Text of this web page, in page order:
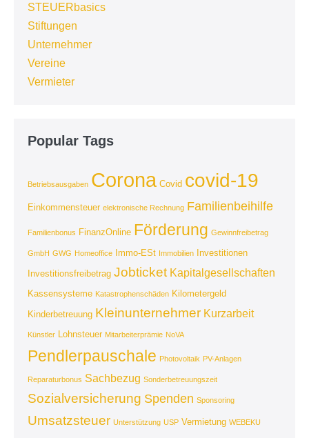
STEUERbasics
Stiftungen
Unternehmer
Vereine
Vermieter
Popular Tags
Betriebsausgaben Corona Covid covid-19
Einkommensteuer elektronische Rechnung Familienbeihilfe
Familienbonus FinanzOnline Förderung Gewinnfreibetrag
GmbH GWG Homeoffice Immo-ESt Immobilien Investitionen
Investitionsfreibetrag Jobticket Kapitalgesellschaften
Kassensysteme Katastrophenschäden Kilometergeld
Kinderbetreuung Kleinunternehmer Kurzarbeit
Künstler Lohnsteuer Mitarbeiterprämie NoVA
Pendlerpauschale Photovoltaik PV-Anlagen
Reparaturbonus Sachbezug Sonderbetreuungszeit
Sozialversicherung Spenden Sponsoring
Umsatzsteuer Unterstützung USP Vermietung WEBEKU